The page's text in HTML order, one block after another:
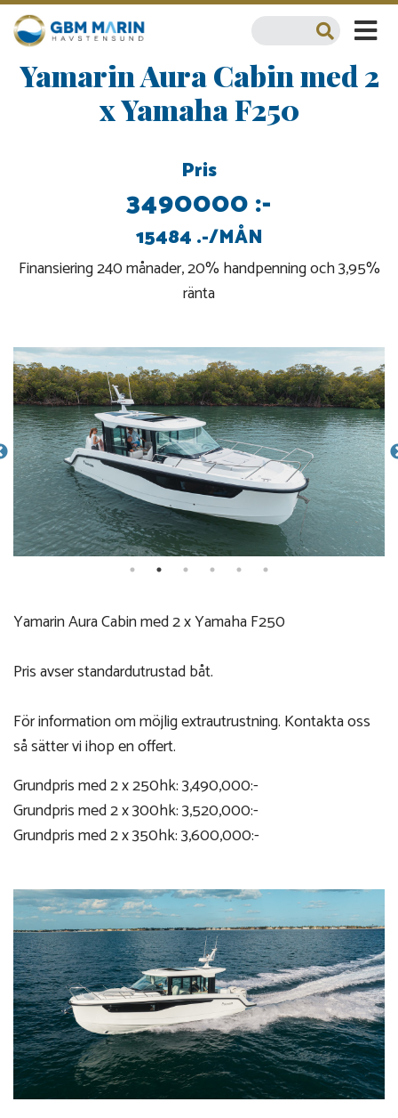
Yamarin Aura Cabin med 2
x Yamaha F250
Pris
3490000 :-
15484 .-/MÅN
Finansiering 240 månader, 20% handpenning och 3,95%
ränta
Yamarin Aura Cabin med 2 x Yamaha F250
Pris avser standardutrustad båt.
För information om möjlig extrautrustning. Kontakta oss
så sätter vi ihop en offert.
Grundpris med 2 x 250hk: 3,490,000:-
Grundpris med 2 x 300hk: 3,520,000:-
Grundpris med 2 x 350hk: 3,600,000:-